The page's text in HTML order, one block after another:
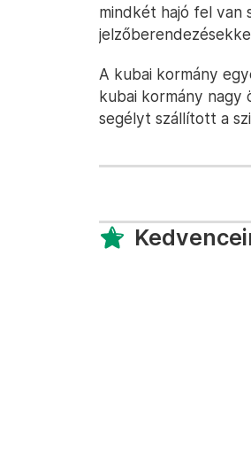
mindkét hajó fel van
A kubai kormány
kubai kormány nagy
segélyt szállított a